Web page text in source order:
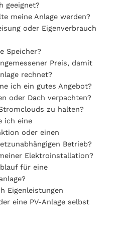
geeignet?
meine Anlage werden?
oder Eigenverbrauch
Speicher?
Preis, damit
rechnet?
ich ein gutes Angebot?
oder Dach verpachten?
zu halten?
ich eine
oder einen
Betrieb?
Elektroinstallation?
für eine
Eigenleistungen
eine PV-Anlage selbst